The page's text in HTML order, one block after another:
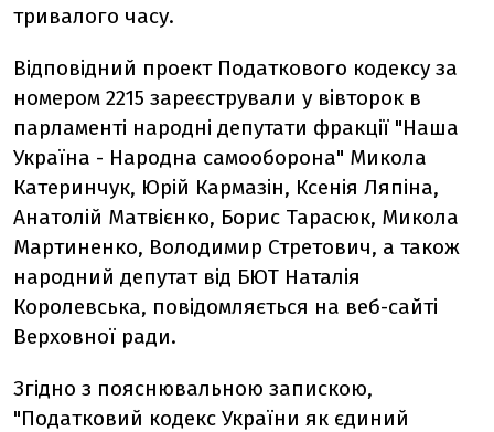
тривалого часу.
Відповідний проект Податкового кодексу за
номером 2215 зареєстрували у вівторок в
парламенті народні депутати фракції "Наша
Україна - Народна самооборона" Микола
Катеринчук, Юрій Кармазін, Ксенія Ляпіна,
Анатолій Матвієнко, Борис Тарасюк, Микола
Мартиненко, Володимир Стретович, а також
народний депутат від БЮТ Наталія
Королевська, повідомляється на веб-сайті
Верховної ради.
Згідно з пояснювальною запискою,
"Податковий кодекс України як єдиний